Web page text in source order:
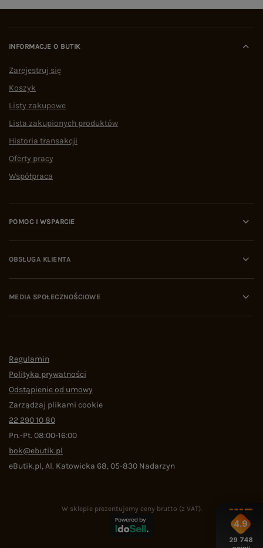
INFORMACJE O BUTIK
Zarejestruj się
Koszyk
Listy zakupowe
Lista zakupionych produktów
Historia transakcji
Oferty pracy
Współpraca
POMOC I WSPARCIE
OBSŁUGA KLIENTA
MEDIA SPOŁECZNOŚCIOWE
Regulamin
Polityka prywatności
Odstąpienie od umowy
Zarządzaj plikami cookie
22 290 10 80
Pn.-Pt. 08:00-16:00
bok@ebutik.pl
eButik.pl,Al. Katowicka 68,05-830 Nadarzyn
W sklepie prezentujemy ceny brutto (z VAT).
4.9
29 748